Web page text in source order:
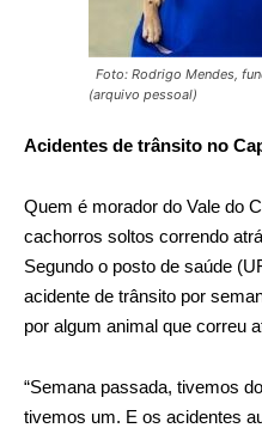
Foto: Rodrigo Mendes,
(arquivo pessoal)
Acidentes de trânsito no
Quem é morador do Vale do
cachorros soltos correndo
Segundo o posto de saúde
acidente de trânsito por
por algum animal que correu
“Semana passada, tivemos
tivemos um. E os acidentes